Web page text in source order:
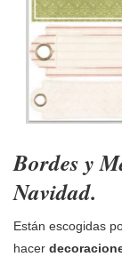
Bordes y
Navidad.
Están escogidas
hacer